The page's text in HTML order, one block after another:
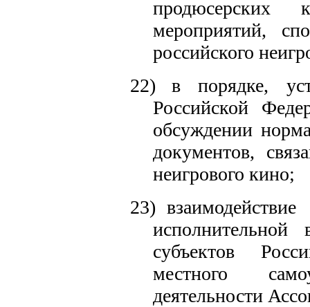
мероприятий,
российского
22)
в порядке,
Российской
обсуждении
документов,
неигрового кино;
23)
исполнительной
субъектов
местного
деятельности